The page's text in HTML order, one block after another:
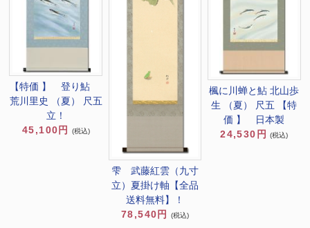
【特価 】 登り鮎
荒川里史 （夏） 尺五
立！
45,100円
(税込)
雫 武藤紅雲（九寸
立）夏掛け軸【全品
送料無料】！
78,540円
(税込)
楓に川蝉と鮎 北山歩
生 （夏） 尺五 【特
価 】 日本製
24,530円
(税込)